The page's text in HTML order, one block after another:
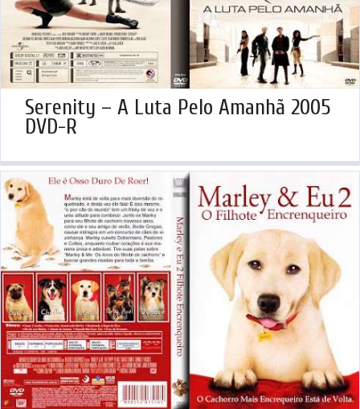
Serenity – A Luta Pelo Amanhã 2005
DVD-R